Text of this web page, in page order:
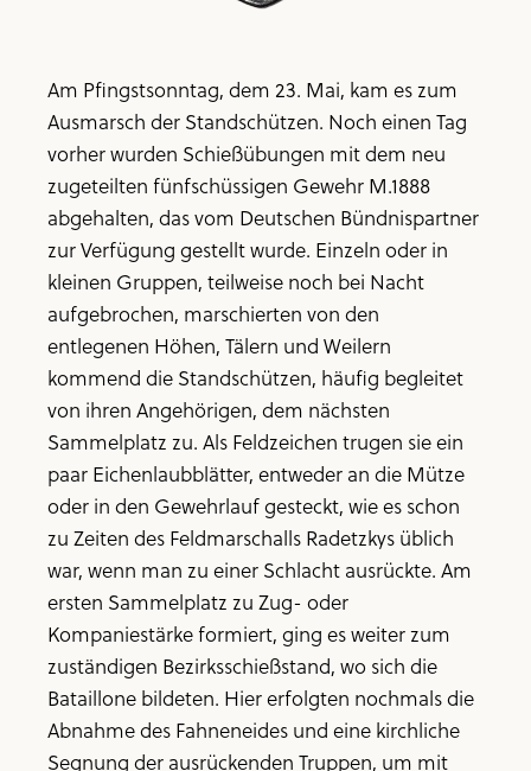
Am Pfingstsonntag, dem 23. Mai, kam es zum
Ausmarsch der Standschützen. Noch einen Tag
vorher wurden Schießübungen mit dem neu
zugeteilten fünfschüssigen Gewehr M.1888
abgehalten, das vom Deutschen Bündnispartner
zur Verfügung gestellt wurde. Einzeln oder in
kleinen Gruppen, teilweise noch bei Nacht
aufgebrochen, marschierten von den
entlegenen Höhen, Tälern und Weilern
kommend die Standschützen, häufig begleitet
von ihren Angehörigen, dem nächsten
Sammelplatz zu. Als Feldzeichen trugen sie ein
paar Eichenlaubblätter, entweder an die Mütze
oder in den Gewehrlauf gesteckt, wie es schon
zu Zeiten des Feldmarschalls Radetzkys üblich
war, wenn man zu einer Schlacht ausrückte. Am
ersten Sammelplatz zu Zug- oder
Kompaniestärke formiert, ging es weiter zum
zuständigen Bezirksschießstand, wo sich die
Bataillone bildeten. Hier erfolgten nochmals die
Abnahme des Fahneneides und eine kirchliche
Segnung der ausrückenden Truppen, um mit